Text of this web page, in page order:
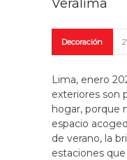
Veralima
Decoración
Lima, enero
exteriores son
hogar, porque
espacio
de verano, la
estaciones